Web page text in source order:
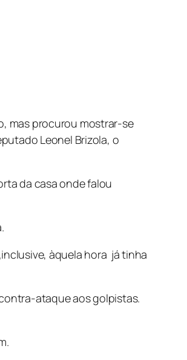
mas procurou mostrar-se
Leonel Brizola, o
da casa onde falou
àquela hora já tinha
ataque aos golpistas.